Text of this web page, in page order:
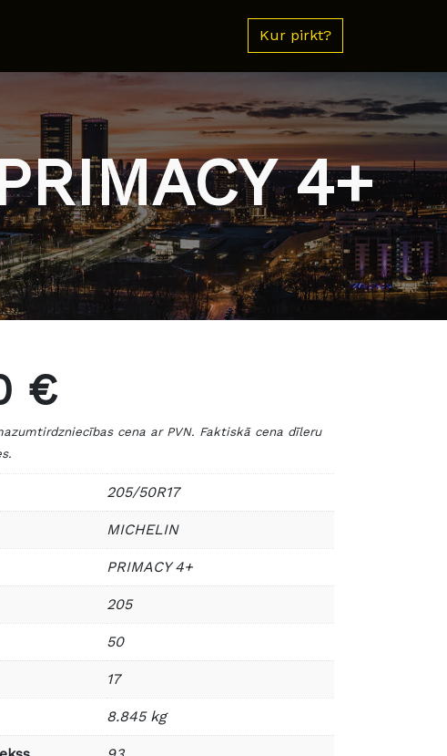
Kur pirkt?
4+
€
cena ar PVN. Faktiskā cena dīleru
205/50R17
MICHELIN
PRIMACY 4+
205
50
17
8.845 kg